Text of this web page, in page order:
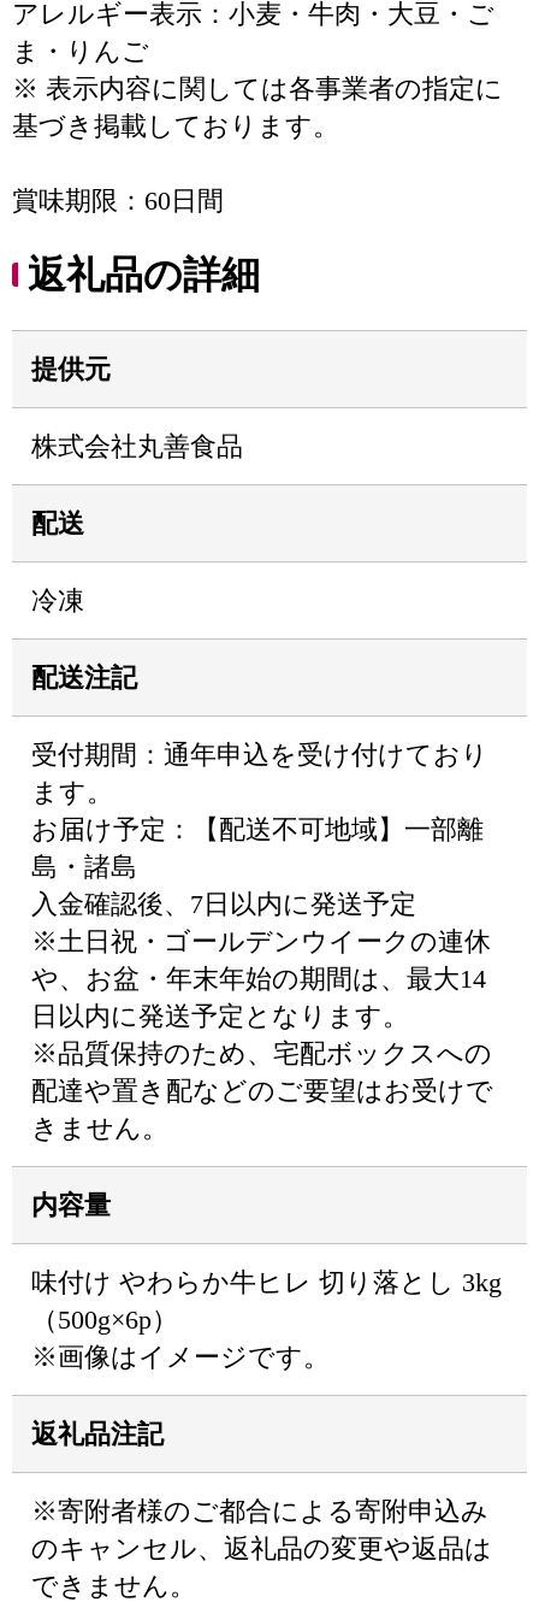
アレルギー表示：小麦・牛肉・大豆・ご
ま・りんご
※ 表示内容に関しては各事業者の指定に
基づき掲載しております。
賞味期限：60日間
返礼品の詳細
提供元
株式会社丸善食品
配送
冷凍
配送注記
受付期間：通年申込を受け付けており
ます。
お届け予定：【配送不可地域】一部離
島・諸島
入金確認後、7日以内に発送予定
※土日祝・ゴールデンウイークの連休
や、お盆・年末年始の期間は、最大14
日以内に発送予定となります。
※品質保持のため、宅配ボックスへの
配達や置き配などのご要望はお受けで
きません。
内容量
味付け やわらか牛ヒレ 切り落とし 3kg
（500g×6p）
※画像はイメージです。
返礼品注記
※寄附者様のご都合による寄附申込み
のキャンセル、返礼品の変更や返品は
できません。